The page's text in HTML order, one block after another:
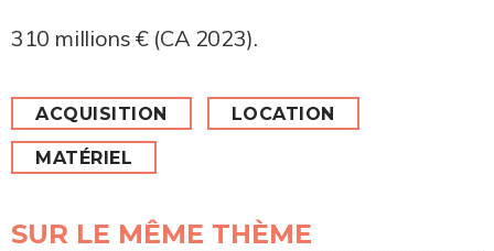
310 millions € (CA 2023).
ACQUISITION LOCATION
MATÉRIEL
SUR LE MÊME THÈME